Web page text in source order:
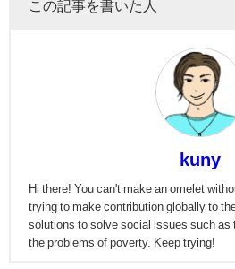
この記事を書いた人
kuny
Hi there! You can't make an omelet
trying to make contribution globally to
solutions to solve social issues such as
the problems of poverty. Keep trying!